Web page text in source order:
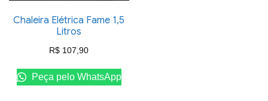
Chaleira Elétrica Fame 1,5
Litros
R$ 107,90
Peça pelo WhatsApp